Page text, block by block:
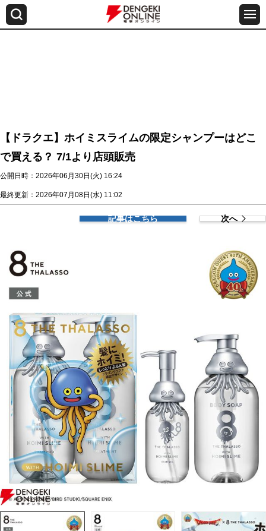
【ドラクエ】ホイミスライムの限定シャンプーはどこ
で買える？ 7/1より店頭販売
公開日時：2026年06月30日(火) 16:24
最終更新：2026年07月08日(水) 11:02
記事はこちら 次へ